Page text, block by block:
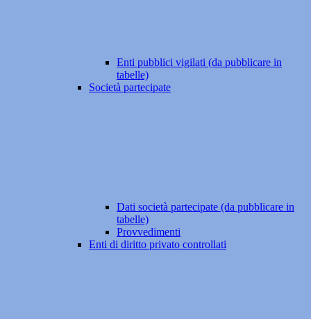
Enti pubblici vigilati (da pubblicare in
tabelle)
Società partecipate
Dati società partecipate (da pubblicare in
tabelle)
Provvedimenti
Enti di diritto privato controllati